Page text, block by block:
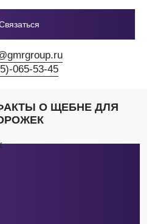
065-53-45
О ЩЕБНЕ ДЛЯ